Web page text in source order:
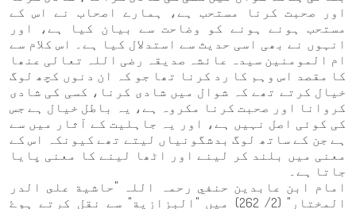
اور صحبت کرنا مستحب ہے، ہمارے اصحاب نے اس کے
مستحب ہونے ہونے کو وضاحت سے بیان کیا ہے، اور
انہوں نے بھی اسی حدیث سے استدلال کیا ہے۔ اس کلام سے
ام المومنین سیدہ عائشہ صدیقہ رضی اللہ تعالی عنھا
کا مقصد اس وہم کا رد کرنا تھا جو کہ ان دنوں کچھ لوگ
خیال کرتے تھے کہ شوال میں شادی کرنا، کسی کی شادی
کروانا اور صحبت کرنا مکروہ ہے، یہ باطل خیال ہے جس
کی کوئی اصل نہیں ہے، اور یہ جاہلیت کے آثار میں سے
ہے جن کے ساتھ لوگ بدشگونیاں لیتے تھے کیونکہ اس کے
معنی میں بلند کر لینے اور اٹھا لینے کا معنی پایا
جاتا ہے۔
امام ابن عابدين حنفي رحمہ اللہ "حاشية على الدر
المختار" (2/ 262) میں "البزازية" سے نقل کرتے ہوۓ